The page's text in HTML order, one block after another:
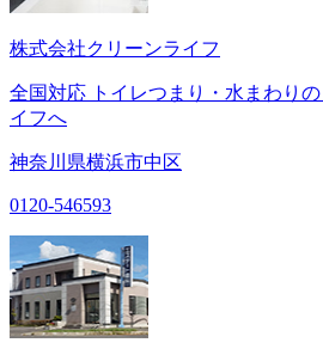
株式会社クリーンライフ
全国対応 トイレつまり・水まわり
イフへ
神奈川県横浜市中区
0120-546593